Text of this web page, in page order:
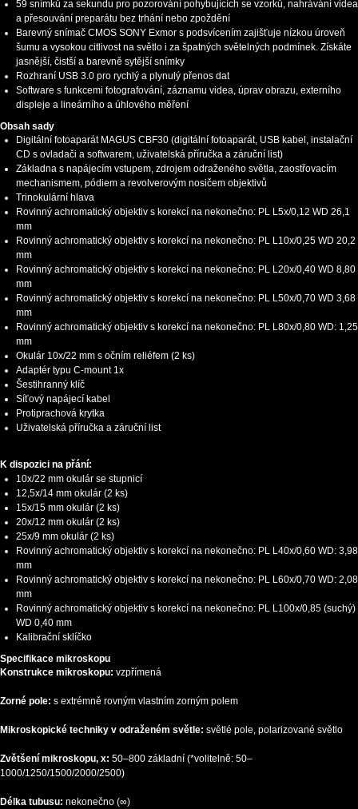
59 snímků za sekundu pro pozorování pohybujících se vzorků, nahrávání videa
a přesouvání preparátu bez trhání nebo zpoždění
Barevný snímač CMOS SONY Exmor s podsvícením zajišťuje nízkou úroveň
šumu a vysokou citlivost na světlo i za špatných světelných podmínek. Získáte
jasnější, čistší a barevně sytější snímky
Rozhraní USB 3.0 pro rychlý a plynulý přenos dat
Software s funkcemi fotografování, záznamu videa, úprav obrazu, externího
displeje a lineárního a úhlového měření
Obsah sady
Digitální fotoaparát MAGUS CBF30 (digitální fotoaparát, USB kabel, instalační
CD s ovladači a softwarem, uživatelská příručka a záruční list)
Základna s napájecím vstupem, zdrojem odraženého světla, zaostřovacím
mechanismem, pódiem a revolverovým nosičem objektivů
Trinokulární hlava
Rovinný achromatický objektiv s korekcí na nekonečno: PL L5x/0,12 WD 26,1
mm
Rovinný achromatický objektiv s korekcí na nekonečno: PL L10х/0,25 WD 20,2
mm
Rovinný achromatický objektiv s korekcí na nekonečno: PL L20х/0,40 WD 8,80
mm
Rovinný achromatický objektiv s korekcí na nekonečno: PL L50х/0,70 WD 3,68
mm
Rovinný achromatický objektiv s korekcí na nekonečno: PL L80x/0,80 WD: 1,25
mm
Okulár 10x/22 mm s očním reliéfem (2 ks)
Adaptér typu C-mount 1x
Šestihranný klíč
Síťový napájecí kabel
Protiprachová krytka
Uživatelská příručka a záruční list
K dispozici na přání:
10x/22 mm okulár se stupnicí
12,5x/14 mm okulár (2 ks)
15x/15 mm okulár (2 ks)
20x/12 mm okulár (2 ks)
25x/9 mm okulár (2 ks)
Rovinný achromatický objektiv s korekcí na nekonečno: PL L40х/0,60 WD: 3,98
mm
Rovinný achromatický objektiv s korekcí na nekonečno: PL L60x/0,70 WD: 2,08
mm
Rovinný achromatický objektiv s korekcí na nekonečno: PL L100x/0,85 (suchý)
WD 0,40 mm
Kalibrační sklíčko
Specifikace mikroskopu
Konstrukce mikroskopu: vzpřímená
Zorné pole: s extrémně rovným vlastním zorným polem
Mikroskopické techniky v odraženém světle: světlé pole, polarizované světlo
Zvětšení mikroskopu, x: 50–800 základní (*volitelně: 50–
1000/1250/1500/2000/2500)
Délka tubusu: nekonečno (∞)